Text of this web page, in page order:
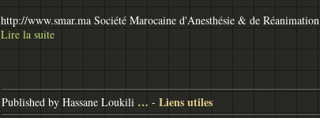
http://www.smar.ma Société Marocaine d'Anesthésie & de Réanimation
Lire la suite
Published by Hassane Loukili … - Liens utiles